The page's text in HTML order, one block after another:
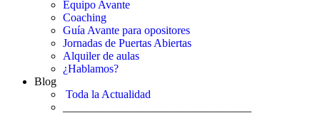
Equipo Avante
Coaching
Guía Avante para opositores
Jornadas de Puertas Abiertas
Alquiler de aulas
¿Hablamos?
Blog
Toda la Actualidad